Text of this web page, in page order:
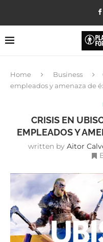
Home Business
empleados y amenaza de
CRISIS EN
EMPLEADOS Y
written by Aitor